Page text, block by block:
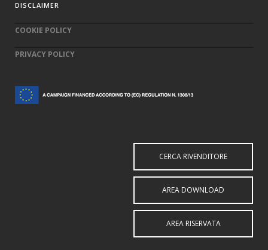
DISCLAIMER
COOKIE POLICY
PRIVACY POLICY
CERCA RIVENDITORE
AREA DOWNLOAD
AREA RISERVATA